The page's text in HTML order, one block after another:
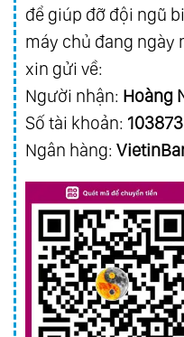
197.Tình Yêu Thì
198.Khi Ta Trưởng
để giúp đỡ đội ngũ
máy chủ đang ngày
xin gửi về:
Người nhận: Hoàng
Số tài khoản:
Ngân hàng: